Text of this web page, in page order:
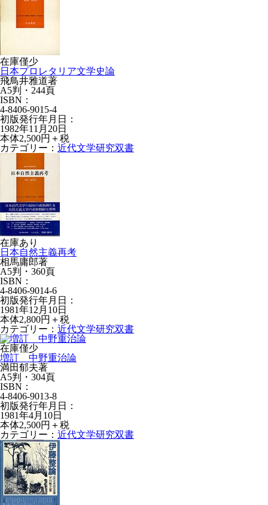
在庫僅少
日本プロレタリア文学史論
飛鳥井雅道著
A5判・244頁
ISBN：
4-8406-9015-4
初版発行年月日：
1982年11月20日
本体2,500円＋税
カテゴリー： 近代文学研究双書
在庫あり
日本自然主義再考
相馬庸郎著
A5判・360頁
ISBN：
4-8406-9014-6
初版発行年月日：
1981年12月10日
本体2,800円＋税
カテゴリー： 近代文学研究双書
在庫僅少
増訂 中野重治論
満田郁夫著
A5判・304頁
ISBN：
4-8406-9013-8
初版発行年月日：
1981年4月10日
本体2,500円＋税
カテゴリー： 近代文学研究双書